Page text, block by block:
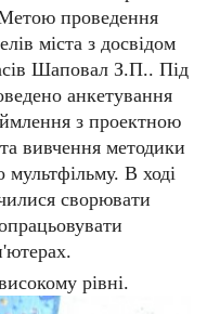
проведення
міста з досвідом
Шаповал З.П.. Під
анкетування
з проектною
вивчення методики
мультфільму. В ході
сворювати
рівні.